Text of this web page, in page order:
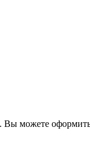
Вы можете